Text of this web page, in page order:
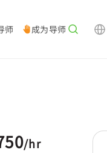
师 成为导师
/hr